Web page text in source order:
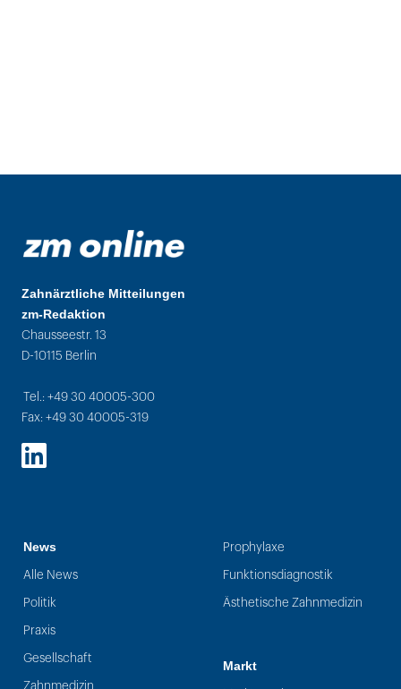
Zahnärztliche Mitteilungen
zm-Redaktion
Chausseestr. 13
D-10115 Berlin
Tel.: +49 30 40005-300
Fax: +49 30 40005-319
LinkedIn
News
Alle News
Politik
Praxis
Gesellschaft
Zahnmedizin
Prophylaxe
Funktionsdiagnostik
Ästhetische Zahnmedizin
Markt